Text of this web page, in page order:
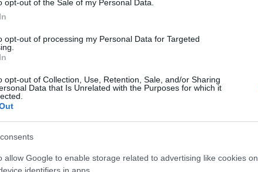
opt-out of the Sale of my Personal Data.
opt-out of processing my Personal Data for Targeted
opt-out of Collection, Use, Retention, Sale, and/or Sharing
Data that Is Unrelated with the Purposes for which it
allow Google to enable storage related to advertising like cookies on
identifiers in apps.